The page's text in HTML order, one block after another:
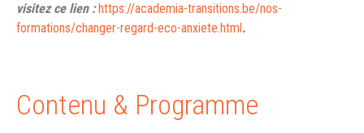
visitez ce lien :https://academia-transitions.be/nos-
formations/changer-regard-eco-anxiete.html.
Contenu & Programme